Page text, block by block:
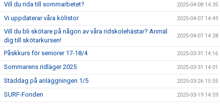
Vill du rida till sommarbetet? 2025-04-08 14:35
Vi uppdaterar våra kölistor 2025-04-07 14:49
Vill du bli skötare på någon av våra ridskolehästar? Anmäl
dig till skötarkursen!
2025-04-07 14:28
Påskkurs för seniorer 17-18/4 2025-03-31 14:16
Sommarens ridläger 2025 2025-03-31 14:01
Städdag på anläggningen 1/5 2025-03-26 15:55
SURF-Fonden 2025-03-19 14:59